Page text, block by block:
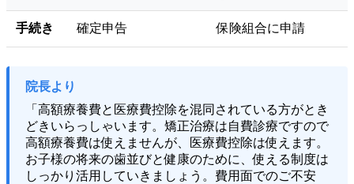
手続き 確定申告 保険組合に申請
院長より
「高額療養費と医療費控除を混同されている方がとき
どきいらっしゃいます。矯正治療は自費診療ですので
高額療養費は使えませんが、医療費控除は使えます。
お子様の将来の歯並びと健康のために、使える制度は
しっかり活用していきましょう。費用面でのご不安